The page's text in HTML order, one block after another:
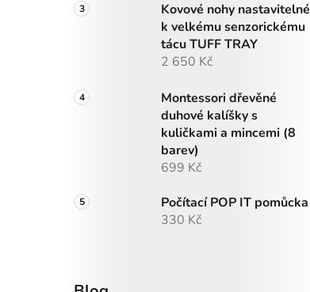
Kovové nohy nastavitelné
k velkému senzorickému
tácu TUFF TRAY
2 650 Kč
Montessori dřevěné
duhové kalíšky s
kuličkami a mincemi (8
barev)
699 Kč
Počítací POP IT pomůcka
330 Kč